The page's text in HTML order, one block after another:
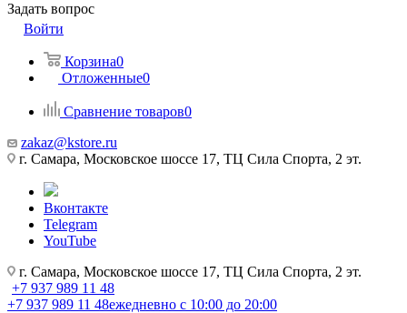
Задать вопрос
Войти
Корзина0
Отложенные0
Сравнение товаров0
zakaz@kstore.ru
г. Самара, Московское шоссе 17, ТЦ Сила Спорта, 2 эт.
Вконтакте
Telegram
YouTube
г. Самара, Московское шоссе 17, ТЦ Сила Спорта, 2 эт.
+7 937 989 11 48
+7 937 989 11 48ежедневно с 10:00 до 20:00